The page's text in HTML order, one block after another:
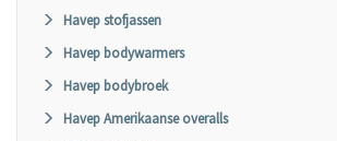
Havep stofjassen
Havep bodywarmers
Havep bodybroek
Havep Amerikaanse overalls